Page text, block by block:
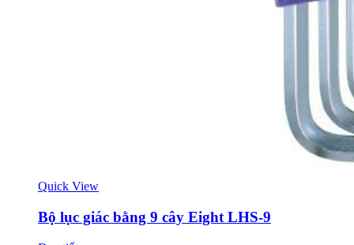
Quick View
Bộ lục giác bằng 9 cây Eight LHS-9